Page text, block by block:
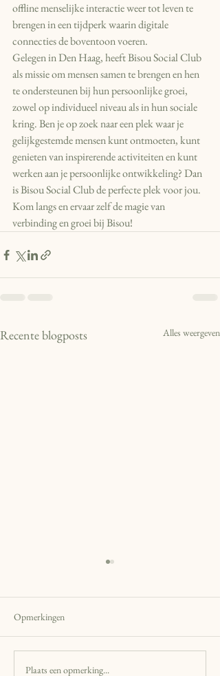
offline menselijke interactie weer tot leven te
brengen in een tijdperk waarin digitale
connecties de boventoon voeren.
Gelegen in Den Haag, heeft Bisou Social Club
als missie om mensen samen te brengen en hen
te ondersteunen bij hun persoonlijke groei,
zowel op individueel niveau als in hun sociale
kring. Ben je op zoek naar een plek waar je
gelijkgestemde mensen kunt ontmoeten, kunt
genieten van inspirerende activiteiten en kunt
werken aan je persoonlijke ontwikkeling? Dan
is Bisou Social Club de perfecte plek voor jou.
Kom langs en ervaar zelf de magie van
verbinding en groei bij Bisou!
Recente blogposts Alles weergeven
Dutch Community Events en
Opmerkingen
Plaats een opmerking...